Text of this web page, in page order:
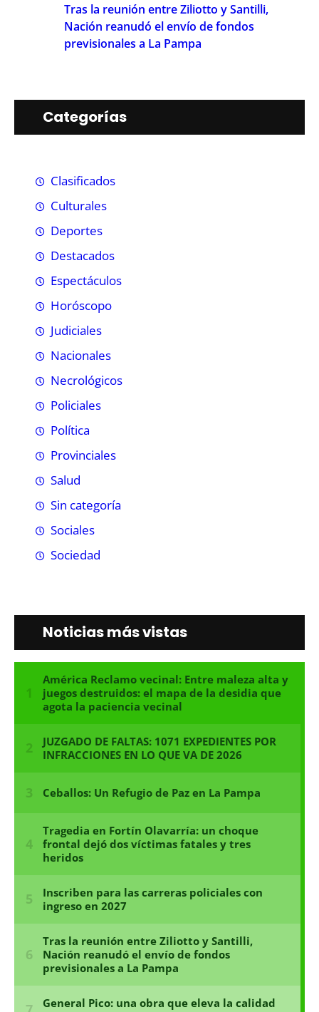
Tras la reunión entre Ziliotto y Santilli,
Nación reanudó el envío de fondos
previsionales a La Pampa
Categorías
Clasificados
Culturales
Deportes
Destacados
Espectáculos
Horóscopo
Judiciales
Nacionales
Necrológicos
Policiales
Política
Provinciales
Salud
Sin categoría
Sociales
Sociedad
Noticias más vistas